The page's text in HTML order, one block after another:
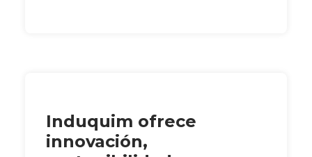
Induquim ofrece
innovación,